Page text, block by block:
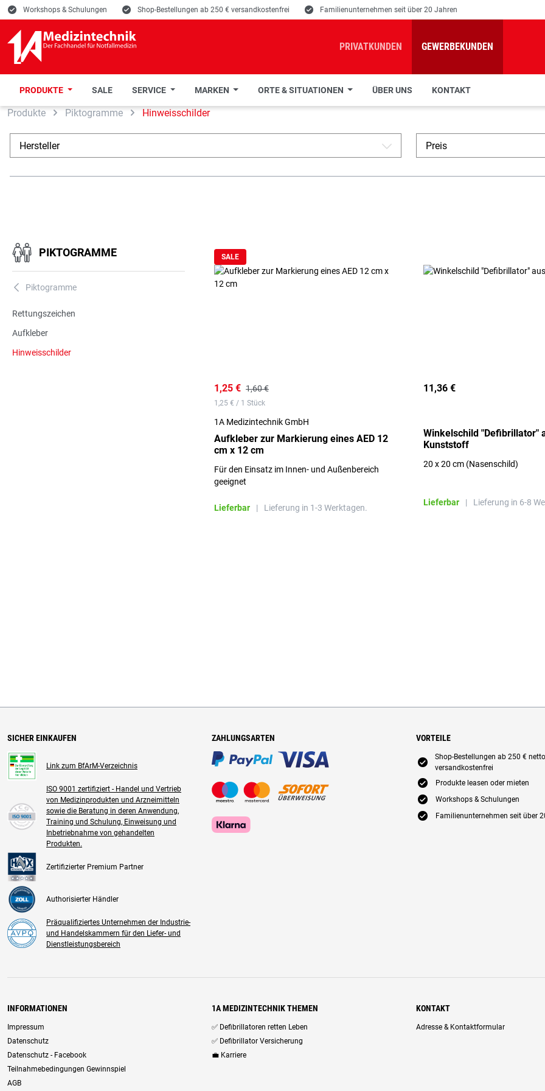
Hauptinhalt springen
Zur Suche springen
Zur Hauptnavigation springen
E Workshops & Schulungen E Shop-Bestellungen ab 250 € versandkostenfrei E Familienunternehmen seit über 20 Jahren
PRIVATKUNDEN GEWERBEKUNDEN
PRODUKTE SALE SERVICE MARKEN ORTE & SITUATIONEN ÜBER UNS KONTAKT
Produkte Piktogramme Hinweisschilder
Hersteller A Preis
PIKTOGRAMME
A Piktogramme
Rettungszeichen
Aufkleber
Hinweisschilder
SALE
1,25 € 1,60 €
1,25 € / 1 Stück
1A Medizintechnik GmbH
Aufkleber zur Markierung eines AED 12
cm x 12 cm
Für den Einsatz im Innen- und Außenbereich
geeignet
Lieferbar | Lieferung in 1-3 Werktagen.
11,36 €
Winkelschild "Defibrillator"
Kunststoff
20 x 20 cm (Nasenschild)
Lieferbar | Lieferung in 6-8
SICHER EINKAUFEN
Link zum BfArM-Verzeichnis
ISO 9001 zertifiziert - Handel und Vertrieb
von Medizinprodukten und Arzneimitteln
sowie die Beratung in deren Anwendung,
Training und Schulung, Einweisung und
Inbetriebnahme von gehandelten
Produkten.
Zertifizierter Premium Partner
Authorisierter Händler
Präqualifiziertes Unternehmen der Industrie-
und Handelskammern für den Liefer- und
Dienstleistungsbereich
ZAHLUNGSARTEN VORTEILE
E
Shop-Bestellungen ab 250 € netto
versandkostenfrei
E Produkte leasen oder mieten
E Workshops & Schulungen
E Familienunternehmen seit über
INFORMATIONEN
Impressum
Datenschutz
Datenschutz - Facebook
Teilnahmebedingungen Gewinnspiel
AGB
1A MEDIZINTECHNIK THEMEN
✅ Defibrillatoren retten Leben
✅ Defibrillator Versicherung
💼 Karriere
KONTAKT
Adresse & Kontaktformular